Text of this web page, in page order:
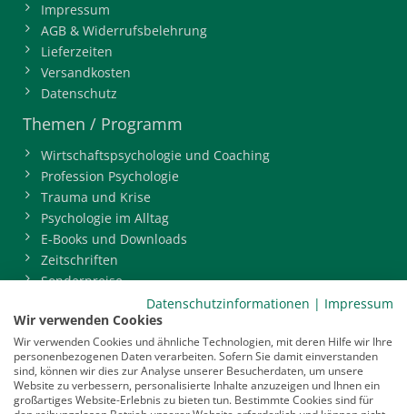
Impressum
AGB & Widerrufsbelehrung
Lieferzeiten
Versandkosten
Datenschutz
Themen / Programm
Wirtschaftspsychologie und Coaching
Profession Psychologie
Trauma und Krise
Psychologie im Alltag
E-Books und Downloads
Zeitschriften
Sonderpreise
BDP-Mitgliederbereich
Service
Newsletter
Mediadaten
Infocenter
Datenschutzinformationen | Impressum
Wir verwenden Cookies
Wir verwenden Cookies und ähnliche Technologien, mit deren Hilfe wir Ihre
personenbezogenen Daten verarbeiten. Sofern Sie damit einverstanden
sind, können wir dies zur Analyse unserer Besucherdaten, um unsere
Website zu verbessern, personalisierte Inhalte anzuzeigen und Ihnen ein
großartiges Website-Erlebnis zu bieten tun. Bestimmte Cookies sind für